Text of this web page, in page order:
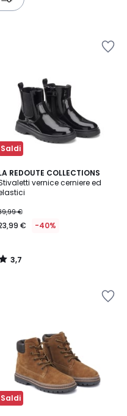
Saldi
REDOUTE COLLECTIONS
vernice cerniere ed
€
€ -40%
3,7
/ 5
3,7
/
Saldi